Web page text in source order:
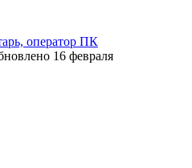
оператор ПК
16 февраля